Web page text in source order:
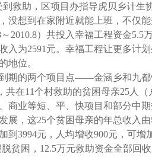
救助，区项目办指导虎贝乡计生
没想到在家附近就能上班，不仅
～ 2010.8）共投入幸福工程资金5.5
入为2591 元。幸福工程让更多计
地位。
期的两个项目点——金涵乡和九
共在11个村救助的贫困母亲25 人
商业等短、平、快项目和部分中
展，这25个贫困母亲的年总收入
到 3994元，人均增收900元，可增
贫困， 12.5万元救助资金全部回